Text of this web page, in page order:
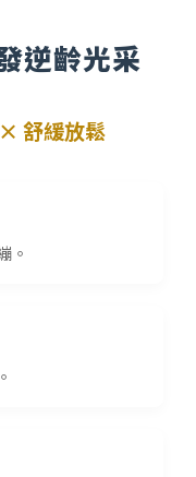
逆齡光采
舒緩放鬆
。